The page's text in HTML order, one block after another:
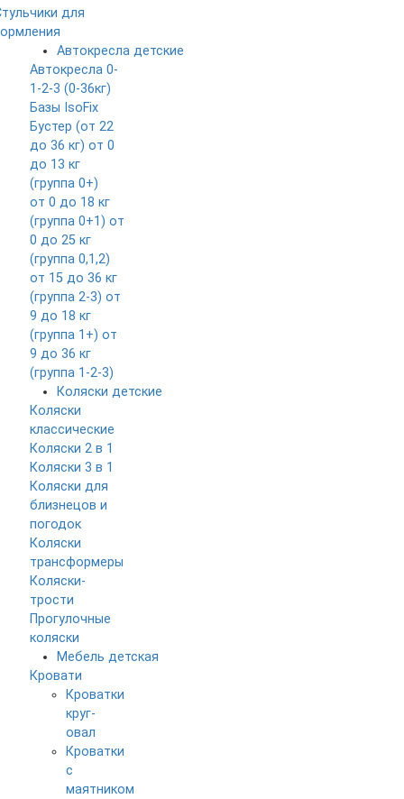
для
Автокресла детские
Автокресла 0-
1-2-3 (0-36кг)
Базы IsoFix
Бустер (от 22
до 36 кг) от 0
до 13 кг
(группа 0+)
от 0 до 18 кг
(группа 0+1) от
0 до 25 кг
(группа 0,1,2)
от 15 до 36 кг
(группа 2-3) от
9 до 18 кг
(группа 1+) от
9 до 36 кг
(группа 1-2-3)
Коляски детские
Коляски
классические
Коляски 2 в 1
Коляски 3 в 1
Коляски для
близнецов и
погодок
Коляски
трансформеры
Коляски-
трости
Прогулочные
коляски
Мебель детская
Кровати
Кроватки
круг-
овал
Кроватки
с
маятником